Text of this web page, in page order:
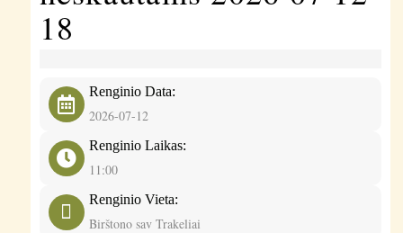
18
Renginio Data:
2026-07-12
Renginio Laikas:
11:00
Renginio Vieta:
Birštono sav Trakeliai